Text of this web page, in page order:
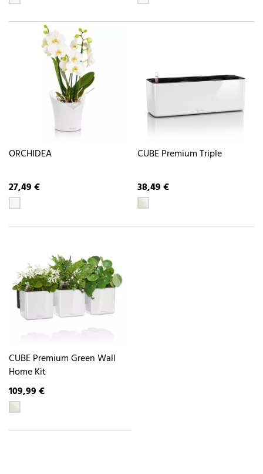
ORCHIDEA
27,49 €
CUBE Premium Triple
38,49 €
CUBE Premium Green Wall
Home Kit
109,99 €